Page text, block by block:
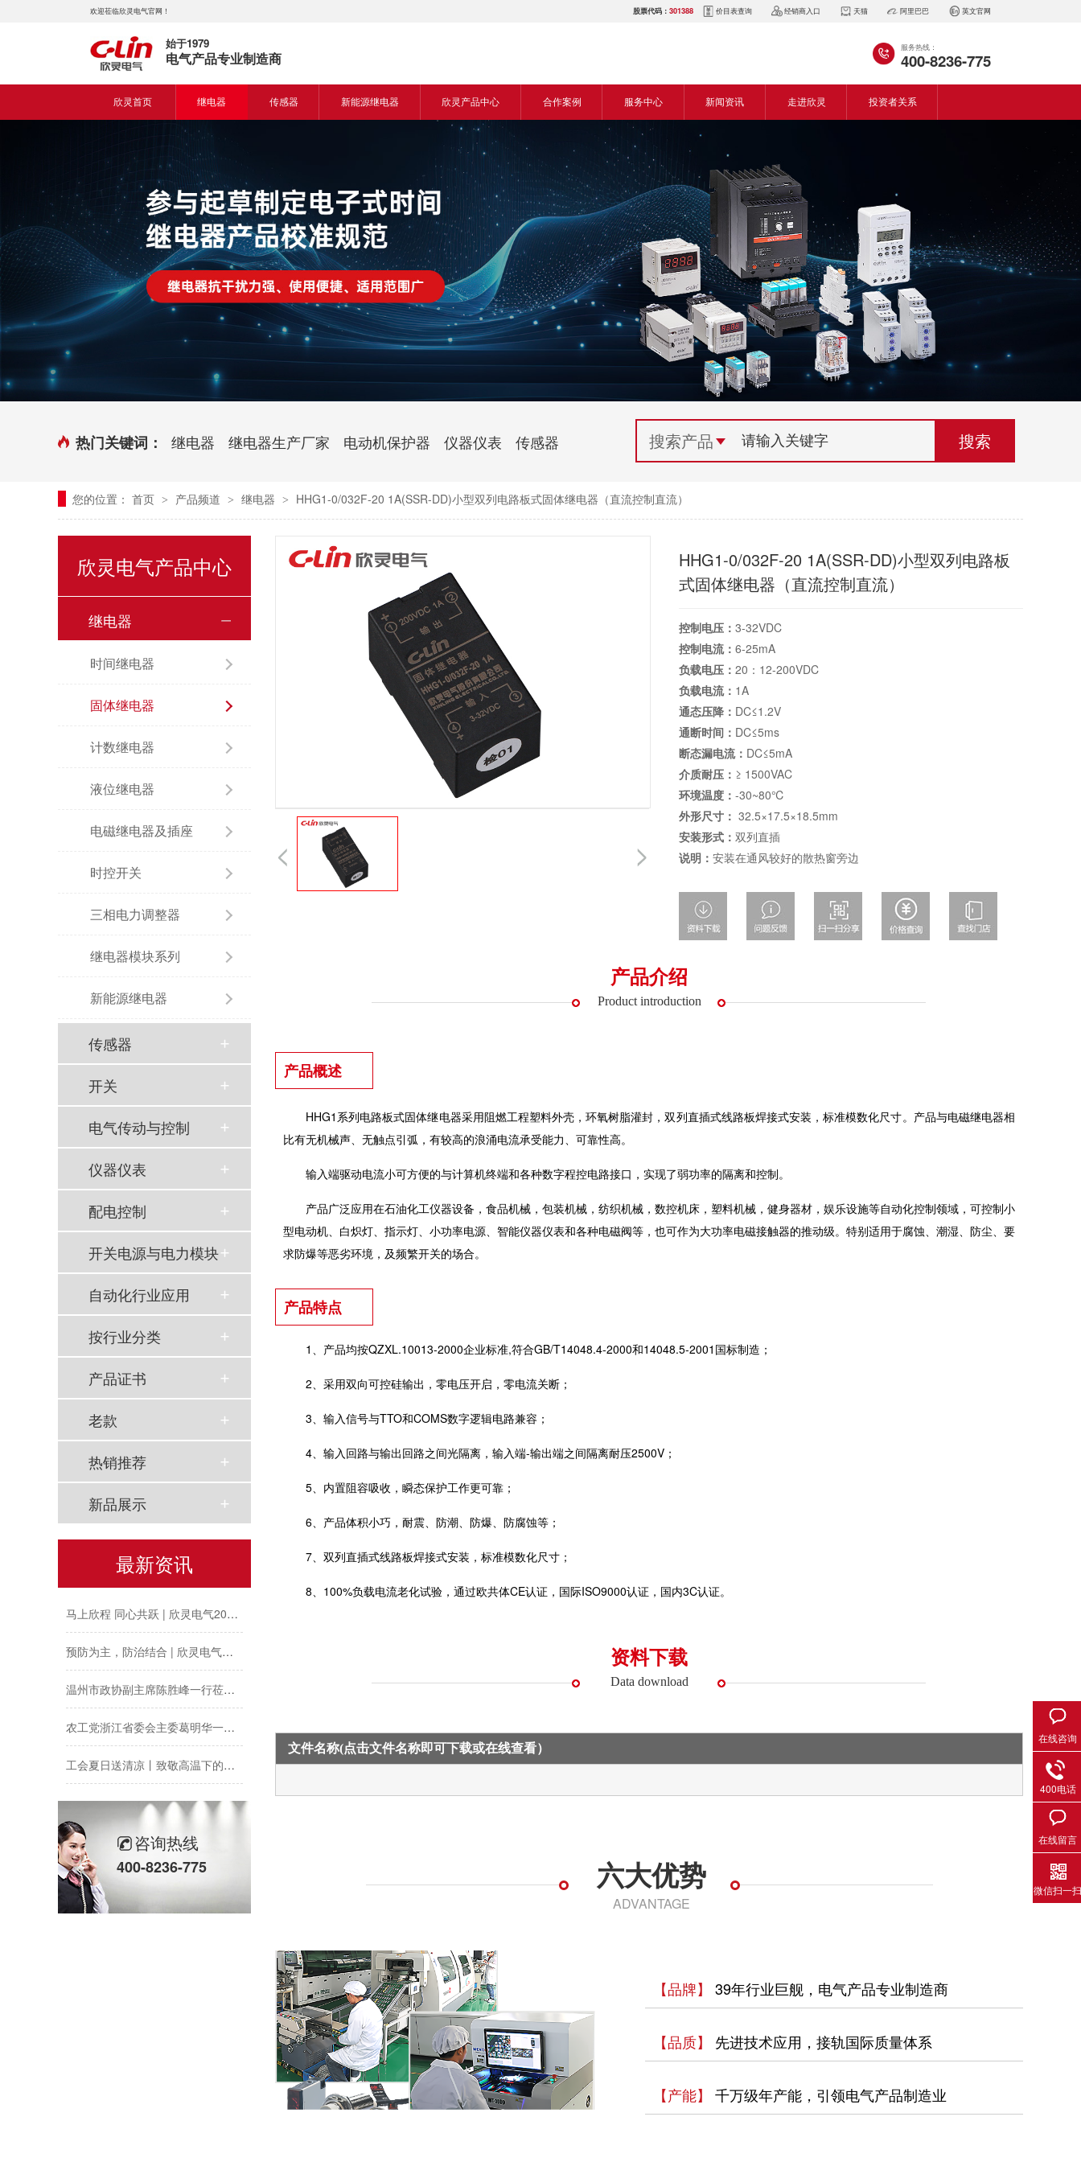
价目表查询 经销商入口 天猫 阿里巴巴 英文官网
欢迎莅临欣灵电气官网！ 股票代码：301388
始于1979
电气产品专业制造商
服务热线：
400-8236-775
欣灵首页 继电器
时间继电器
固体继电器
计数继电器
液位继电器
电磁继电器及插座
时控开关
新能源继电器
传感器
光电开关
编码器
热电偶
热电阻
新能源继电器
新能源直流继电器
欣灵产品中心
传感器
电气传动与控制
仪器仪表
开关
配电控制
合作案例
食品机械行业
机床行业
塑料机械行业
建筑机械行业
包装机械行业
纺织机械行业
服务中心
营销网络
服务热线
电商平台
下载中心
视频中心
电气百科
常见问题
技术支持
投诉与建议
新闻资讯
新闻动态
展会资讯
电气百科
常见问答
走进欣灵
董事长致词
企业风采
专利证书
生产设备
荣誉资质
组织机构
联系欣灵
投资者关系
热门关键词： 继电器 继电器生产厂家 电动机保护器 仪器仪表 传感器
您的位置： 首页 > 产品频道 > 继电器 > HHG1-0/032F-20 1A(SSR-DD)小型双列电路板式固体继电器（直流控制直流）
HHG1-0/032F-20 1A(SSR-DD)小型双列电路板
式固体继电器（直流控制直流）
控制电压：3-32VDC
控制电流：6-25mA
负载电压：20：12-200VDC
负载电流： 1A
通态压降： DC≤1.2V
通断时间： DC≤5ms
断态漏电流： DC≤5mA
介质耐压： ≥ 1500VAC
环境温度：-30~80℃
外形尺寸：32.5×17.5×18.5mm
安装形式：双列直插
说明：安装在通风较好的散热窗旁边
产品介绍
Product introduction
产品概述
HHG1系列电路板式固体继电器采用阻燃工程塑料外壳，环氧树脂灌封，双列直插式线路板焊接式安装，标准模数化尺寸。产品与电磁继电器相
比有无机械声、无触点引弧，有较高的浪涌电流承受能力、可靠性高。
输入端驱动电流小可方便的与计算机终端和各种数字程控电路接口，实现了弱功率的隔离和控制。
产品广泛应用在石油化工仪器设备，食品机械，包装机械，纺织机械，数控机床，塑料机械，健身器材，娱乐设施等自动化控制领域，可控制小
型电动机、白炽灯、指示灯、小功率电源、智能仪器仪表和各种电磁阀等，也可作为大功率电磁接触器的推动级。特别适用于腐蚀、潮湿、防尘、要
求防爆等恶劣环境，及频繁开关的场合。
产品特点
1、产品均按QZXL.10013-2000企业标准,符合GB/T14048.4-2000和14048.5-2001国标制造；
2、采用双向可控硅输出，零电压开启，零电流关断；
3、输入信号与TTO和COMS数字逻辑电路兼容；
4、输入回路与输出回路之间光隔离，输入端-输出端之间隔离耐压2500V；
5、内置阻容吸收，瞬态保护工作更可靠；
6、产品体积小巧，耐震、防潮、防爆、防腐蚀等；
7、双列直插式线路板焊接式安装，标准模数化尺寸；
8、100%负载电流老化试验，通过欧共体CE认证，国际ISO9000认证，国内3C认证。
资料下载
Data download
文件名称(点击文件名称即可下载或在线查看）
六大优势
ADVANTAGE
【品牌】 39年行业巨舰，电气产品专业制造商
【品质】 先进技术应用，接轨国际质量体系
【产能】 千万级年产能，引领电气产品制造业
欣灵电气产品中心
继电器
时间继电器
固体继电器
计数继电器
液位继电器
电磁继电器及插座
时控开关
三相电力调整器
继电器模块系列
新能源继电器
传感器
开关
电气传动与控制
仪器仪表
配电控制
开关电源与电力模块
自动化行业应用
按行业分类
产品证书
老款
热销推荐
新品展示
最新资讯
以母爱为名丨执扇寻夏 共赴一场美好花事
欣灵“粽”头戏丨乐享『端午游园会』
咨询热线
400-8236-775
在线咨询
400电话
在线留言
微信扫一扫